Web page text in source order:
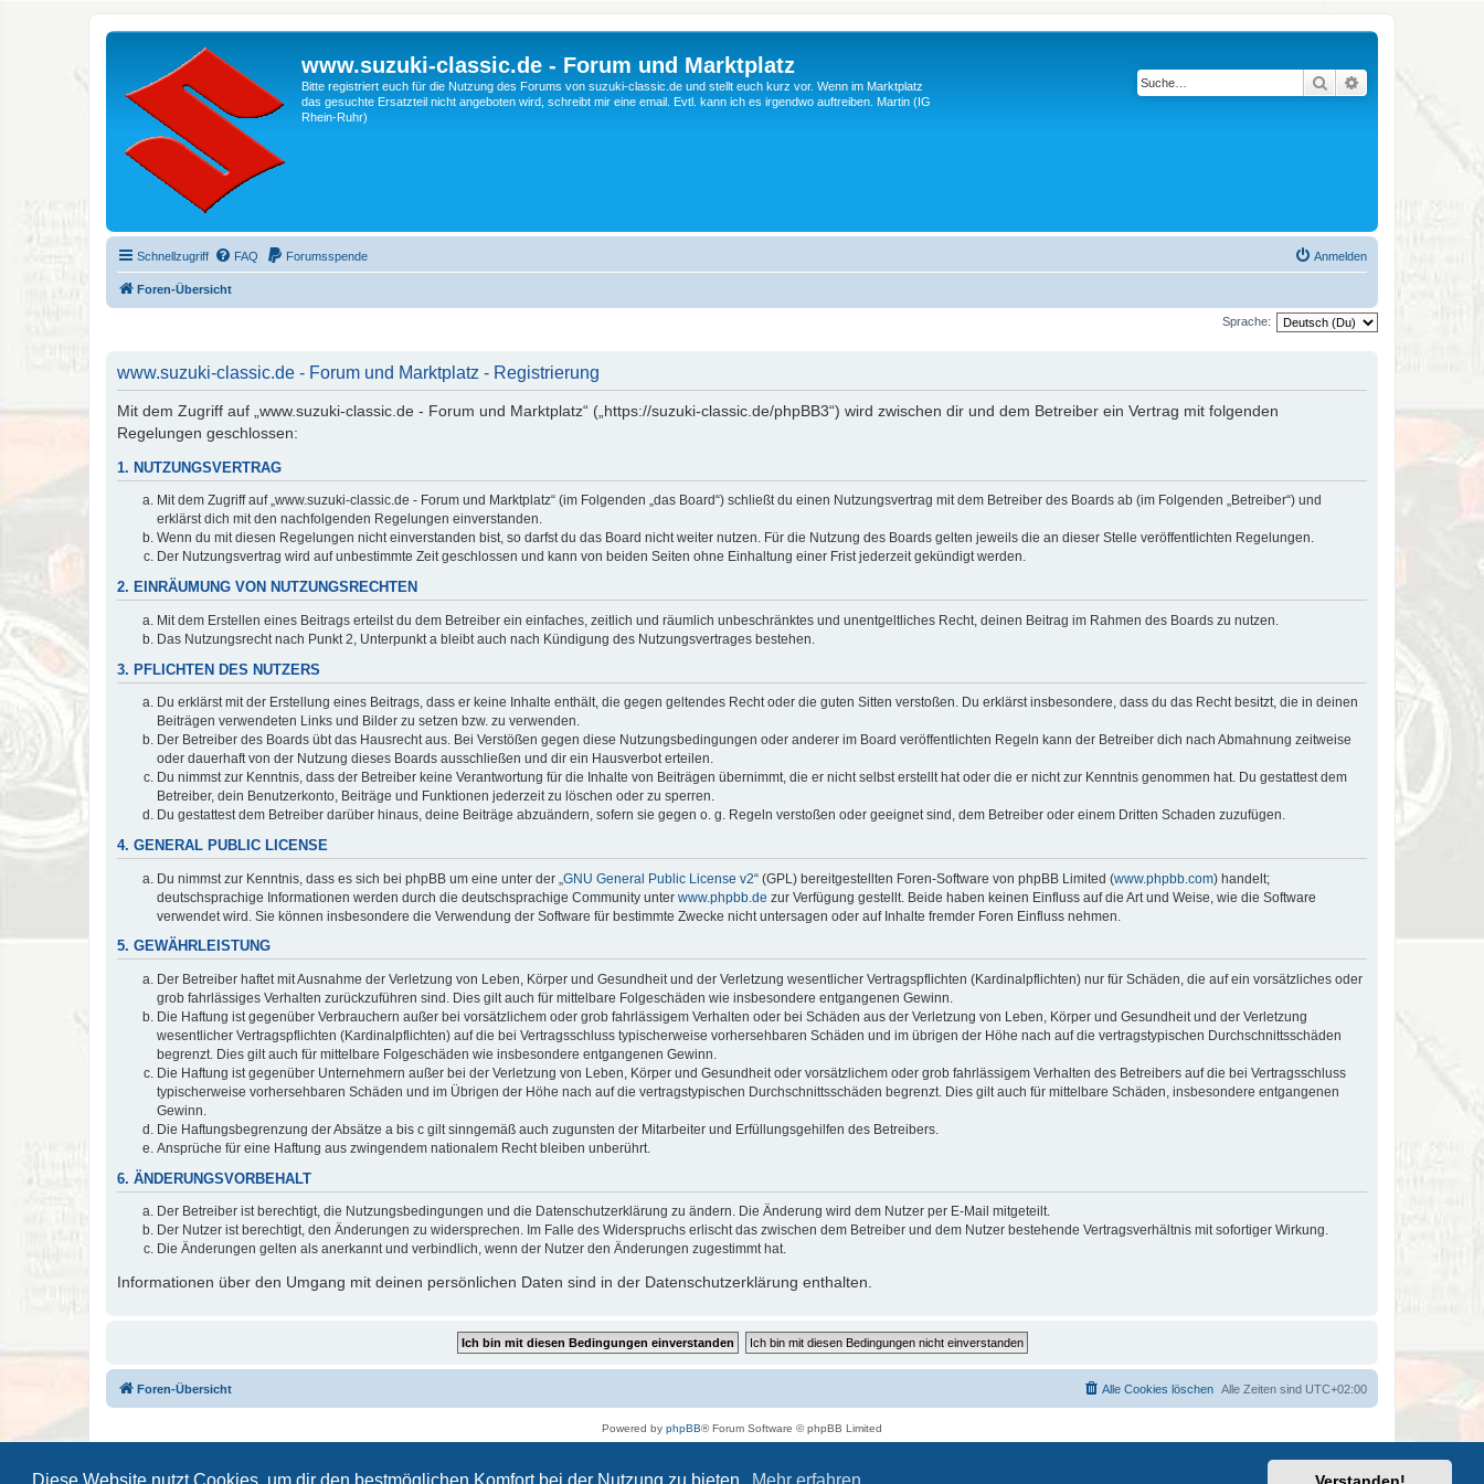
www.suzuki-classic.de - Forum und Marktplatz
Bitte registriert euch für die Nutzung des Forums von suzuki-classic.de und stellt euch kurz vor. Wenn im Marktplatz
das gesuchte Ersatzteil nicht angeboten wird, schreibt mir eine email. Evtl. kann ich es irgendwo auftreiben. Martin (IG
Rhein-Ruhr)
Suche Erweiterte Suche
Schnellzugriff FAQ Forumsspende Anmelden
Foren-Übersicht
Sprache:
www.suzuki-classic.de - Forum und Marktplatz - Registrierung
Mit dem Zugriff auf „www.suzuki-classic.de - Forum und Marktplatz“ („https://suzuki-classic.de/phpBB3“) wird zwischen dir und dem Betreiber ein Vertrag mit folgenden
Regelungen geschlossen:
1. NUTZUNGSVERTRAG
Mit dem Zugriff auf „www.suzuki-classic.de - Forum und Marktplatz“ (im Folgenden „das Board“) schließt du einen Nutzungsvertrag mit dem Betreiber des Boards ab (im Folgenden „Betreiber“) und
erklärst dich mit den nachfolgenden Regelungen einverstanden.
Wenn du mit diesen Regelungen nicht einverstanden bist, so darfst du das Board nicht weiter nutzen. Für die Nutzung des Boards gelten jeweils die an dieser Stelle veröffentlichten Regelungen.
Der Nutzungsvertrag wird auf unbestimmte Zeit geschlossen und kann von beiden Seiten ohne Einhaltung einer Frist jederzeit gekündigt werden.
2. EINRÄUMUNG VON NUTZUNGSRECHTEN
Mit dem Erstellen eines Beitrags erteilst du dem Betreiber ein einfaches, zeitlich und räumlich unbeschränktes und unentgeltliches Recht, deinen Beitrag im Rahmen des Boards zu nutzen.
Das Nutzungsrecht nach Punkt 2, Unterpunkt a bleibt auch nach Kündigung des Nutzungsvertrages bestehen.
3. PFLICHTEN DES NUTZERS
Du erklärst mit der Erstellung eines Beitrags, dass er keine Inhalte enthält, die gegen geltendes Recht oder die guten Sitten verstoßen. Du erklärst insbesondere, dass du das Recht besitzt, die in deinen
Beiträgen verwendeten Links und Bilder zu setzen bzw. zu verwenden.
Der Betreiber des Boards übt das Hausrecht aus. Bei Verstößen gegen diese Nutzungsbedingungen oder anderer im Board veröffentlichten Regeln kann der Betreiber dich nach Abmahnung zeitweise
oder dauerhaft von der Nutzung dieses Boards ausschließen und dir ein Hausverbot erteilen.
Du nimmst zur Kenntnis, dass der Betreiber keine Verantwortung für die Inhalte von Beiträgen übernimmt, die er nicht selbst erstellt hat oder die er nicht zur Kenntnis genommen hat. Du gestattest dem
Betreiber, dein Benutzerkonto, Beiträge und Funktionen jederzeit zu löschen oder zu sperren.
Du gestattest dem Betreiber darüber hinaus, deine Beiträge abzuändern, sofern sie gegen o. g. Regeln verstoßen oder geeignet sind, dem Betreiber oder einem Dritten Schaden zuzufügen.
4. GENERAL PUBLIC LICENSE
Du nimmst zur Kenntnis, dass es sich bei phpBB um eine unter der „ GNU General Public License v2“ (GPL) bereitgestellten Foren-Software von phpBB Limited (www.phpbb.com) handelt;
deutschsprachige Informationen werden durch die deutschsprachige Community unter www.phpbb.de zur Verfügung gestellt. Beide haben keinen Einfluss auf die Art und Weise, wie die Software
verwendet wird. Sie können insbesondere die Verwendung der Software für bestimmte Zwecke nicht untersagen oder auf Inhalte fremder Foren Einfluss nehmen.
5. GEWÄHRLEISTUNG
Der Betreiber haftet mit Ausnahme der Verletzung von Leben, Körper und Gesundheit und der Verletzung wesentlicher Vertragspflichten (Kardinalpflichten) nur für Schäden, die auf ein vorsätzliches oder
grob fahrlässiges Verhalten zurückzuführen sind. Dies gilt auch für mittelbare Folgeschäden wie insbesondere entgangenen Gewinn.
Die Haftung ist gegenüber Verbrauchern außer bei vorsätzlichem oder grob fahrlässigem Verhalten oder bei Schäden aus der Verletzung von Leben, Körper und Gesundheit und der Verletzung
wesentlicher Vertragspflichten (Kardinalpflichten) auf die bei Vertragsschluss typischerweise vorhersehbaren Schäden und im übrigen der Höhe nach auf die vertragstypischen Durchschnittsschäden
begrenzt. Dies gilt auch für mittelbare Folgeschäden wie insbesondere entgangenen Gewinn.
Die Haftung ist gegenüber Unternehmern außer bei der Verletzung von Leben, Körper und Gesundheit oder vorsätzlichem oder grob fahrlässigem Verhalten des Betreibers auf die bei Vertragsschluss
typischerweise vorhersehbaren Schäden und im Übrigen der Höhe nach auf die vertragstypischen Durchschnittsschäden begrenzt. Dies gilt auch für mittelbare Schäden, insbesondere entgangenen
Gewinn.
Die Haftungsbegrenzung der Absätze a bis c gilt sinngemäß auch zugunsten der Mitarbeiter und Erfüllungsgehilfen des Betreibers.
Ansprüche für eine Haftung aus zwingendem nationalem Recht bleiben unberührt.
6. ÄNDERUNGSVORBEHALT
Der Betreiber ist berechtigt, die Nutzungsbedingungen und die Datenschutzerklärung zu ändern. Die Änderung wird dem Nutzer per E-Mail mitgeteilt.
Der Nutzer ist berechtigt, den Änderungen zu widersprechen. Im Falle des Widerspruchs erlischt das zwischen dem Betreiber und dem Nutzer bestehende Vertragsverhältnis mit sofortiger Wirkung.
Die Änderungen gelten als anerkannt und verbindlich, wenn der Nutzer den Änderungen zugestimmt hat.
Informationen über den Umgang mit deinen persönlichen Daten sind in der Datenschutzerklärung enthalten.
Foren-Übersicht Alle Zeiten sind UTC+02:00
Alle Cookies löschen
Powered by phpBB® Forum Software © phpBB Limited